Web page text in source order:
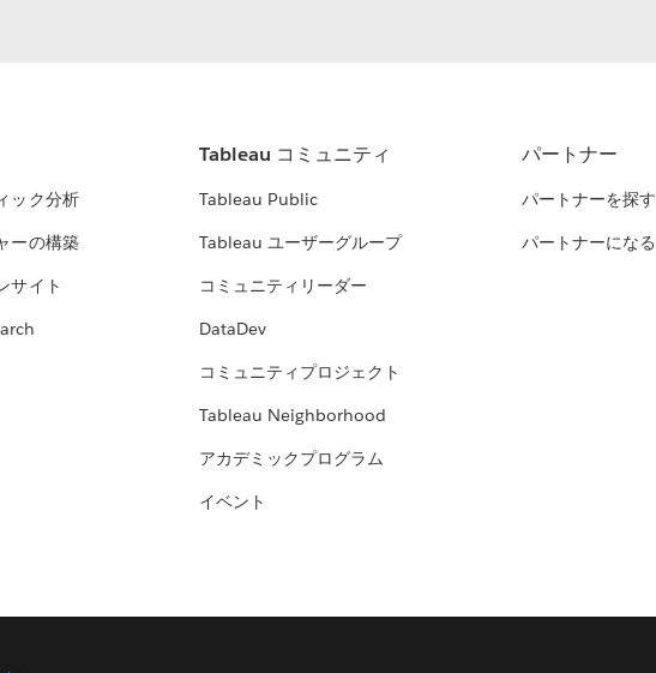
ック分析
ーの構築
サイト
Tableau コミュニティ
Tableau Public
Tableau ユーザーグループ
コミュニティリーダー
DataDev
コミュニティプロジェクト
Tableau Neighborhood
アカデミックプログラム
イベント
パートナー
パートナーを探す
パートナーになる